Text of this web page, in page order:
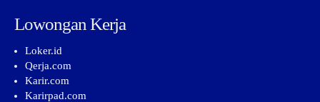
Lowongan Kerja
Loker.id
Qerja.com
Karir.com
Karirpad.com